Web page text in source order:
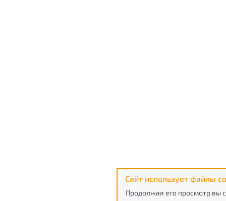
Сайт использует файлы
Продолжая его просмотр вы